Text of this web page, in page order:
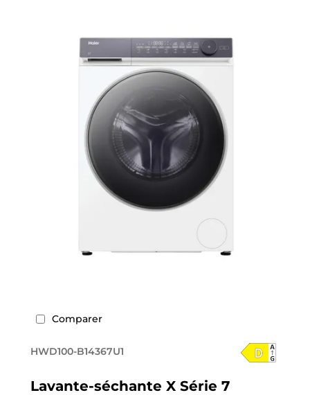
Comparer
HWD100-B14367U1
Lavante-séchante X Série 7